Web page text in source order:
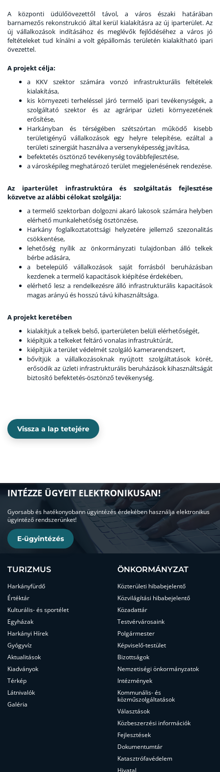
A központi üdülőövezettől távol, a város északi határában
barnamezős rekonstrukció által kerül kialakításra az új iparterület. Az
új vállalkozások indításához és meglévők fejlődéséhez a város jó
feltételeket tud kínálni a volt gépállomás területén kialakítható ipari
övezettel.
A projekt célja:
a KKV szektor számára vonzó infrastrukturális feltételek
kialakítása,
kis környezeti terheléssel járó termelő ipari tevékenységek, a
szolgáltató szektor és az agráripar üzleti környezetének
erősítése,
Harkányban és térségében szétszórtan működő kisebb
területigényű vállalkozások egy helyre telepítése, ezáltal a
területi szinergiát használva a versenyképesség javítása,
befektetés ösztönző tevékenység továbbfejlesztése,
a városképileg meghatározó terület megjelenésének rendezése.
Az iparterület infrastruktúra és szolgáltatás fejlesztése
közvetve az alábbi célokat szolgálja:
a termelő szektorban dolgozni akaró lakosok számára helyben
elérhető munkalehetőség ösztönzése,
Harkány foglalkoztatottsági helyzetére jellemző szezonalitás
csökkentése,
lehetőség nyílik az önkormányzati tulajdonban álló telkek
bérbe adására,
a betelepülő vállalkozások saját forrásból beruházásban
kezdenek a termelő kapacitások kiépítése érdekében,
elérhető lesz a rendelkezésre álló infrastrukturális kapacitások
magas arányú és hosszú távú kihasználtsága.
A projekt keretében
kialakítjuk a telkek belső, iparterületen belüli elérhetőségét,
kiépítjük a telkeket feltáró vonalas infrastruktúrát,
kiépítjük a terület védelmét szolgáló kamerarendszert,
bővítjük a vállalkozásoknak nyújtott szolgáltatások körét,
erősödik az üzleti infrastrukturális beruházások kihasználtságát
biztosító befektetés-ösztönző tevékenység.
Vissza a lap tetejére
INTÉZZE ÜGYEIT ELEKTRONIKUSAN!
Gyorsabb és hatékonyobann ügyintézés érdekében használja elektronikus
ügyintéző rendszerünket!
E-ügyintézés
TURIZMUS
Harkányfürdő
Értéktár
Kulturális- és sportélet
Egyházak
Harkányi Hírek
Gyógyvíz
Aktualitások
Kiadványok
Térkép
Látnivalók
Galéria
ÖNKORMÁNYZAT
Közterületi hibabejelentő
Közvilágítási hibabejelentő
Közadattár
Testvérvárosaink
Polgármester
Képviselő-testület
Bizottságok
Nemzetiségi önkormányzatok
Intézmények
Kommunális- és
közműszolgáltatások
Választások
Közbeszerzési információk
Fejlesztések
Dokumentumtár
Katasztrófavédelem
Hivatal